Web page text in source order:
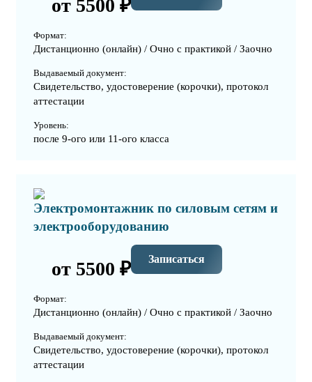
от 5500 ₽
Формат:
Дистанционно (онлайн) / Очно с практикой / Заочно
Выдаваемый документ:
Свидетельство, удостоверение (корочки), протокол
аттестации
Уровень:
после 9-ого или 11-ого класса
Электромонтажник по силовым сетям и
электрооборудованию
от 5500 ₽ Записаться
Формат:
Дистанционно (онлайн) / Очно с практикой / Заочно
Выдаваемый документ:
Свидетельство, удостоверение (корочки), протокол
аттестации